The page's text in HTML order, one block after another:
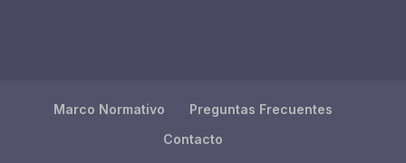
Marco Normativo
Preguntas Frecuentes
Contacto